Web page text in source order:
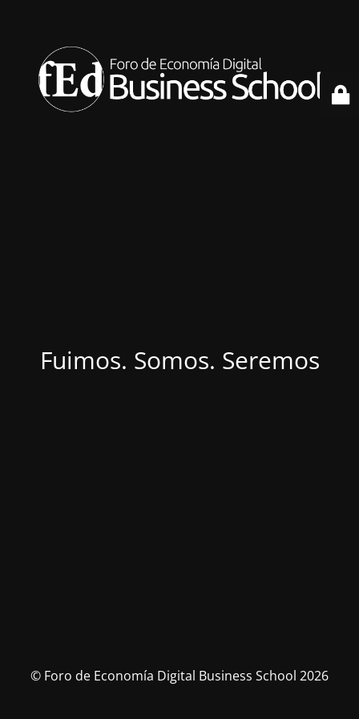
Fuimos. Somos. Seremos
© Foro de Economía Digital Business School 2026